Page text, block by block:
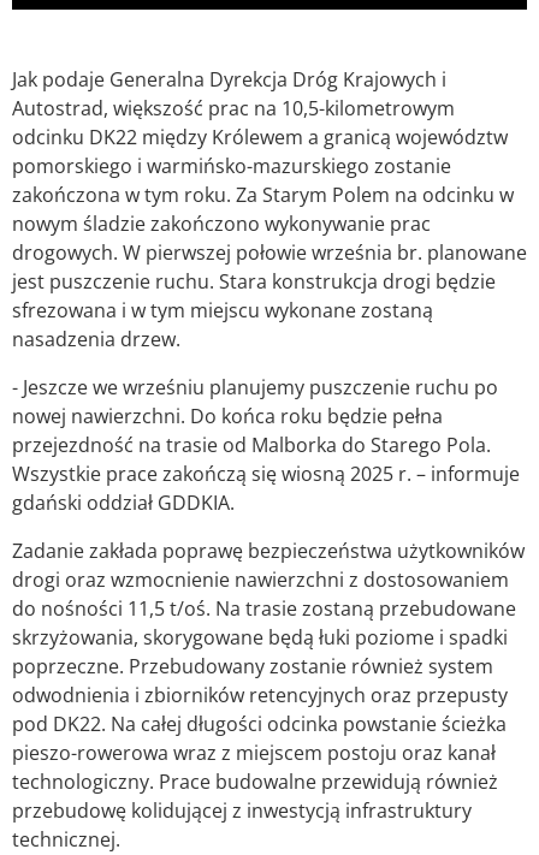
Jak podaje Generalna Dyrekcja Dróg Krajowych i
Autostrad, większość prac na 10,5-kilometrowym
odcinku DK22 między Królewem a granicą województw
pomorskiego i warmińsko-mazurskiego zostanie
zakończona w tym roku. Za Starym Polem na odcinku w
nowym śladzie zakończono wykonywanie prac
drogowych. W pierwszej połowie września br. planowane
jest puszczenie ruchu. Stara konstrukcja drogi będzie
sfrezowana i w tym miejscu wykonane zostaną
nasadzenia drzew.
- Jeszcze we wrześniu planujemy puszczenie ruchu po
nowej nawierzchni. Do końca roku będzie pełna
przejezdność na trasie od Malborka do Starego Pola.
Wszystkie prace zakończą się wiosną 2025 r. – informuje
gdański oddział GDDKIA.
Zadanie zakłada poprawę bezpieczeństwa użytkowników
drogi oraz wzmocnienie nawierzchni z dostosowaniem
do nośności 11,5 t/oś. Na trasie zostaną przebudowane
skrzyżowania, skorygowane będą łuki poziome i spadki
poprzeczne. Przebudowany zostanie również system
odwodnienia i zbiorników retencyjnych oraz przepusty
pod DK22. Na całej długości odcinka powstanie ścieżka
pieszo-rowerowa wraz z miejscem postoju oraz kanał
technologiczny. Prace budowalne przewidują również
przebudowę kolidującej z inwestycją infrastruktury
technicznej.